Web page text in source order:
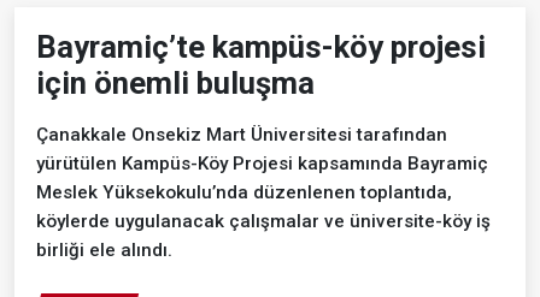
Bayramiç’te kampüs-köy projesi
için önemli buluşma
Çanakkale Onsekiz Mart Üniversitesi tarafından
yürütülen Kampüs-Köy Projesi kapsamında Bayramiç
Meslek Yüksekokulu’nda düzenlenen toplantıda,
köylerde uygulanacak çalışmalar ve üniversite-köy iş
birliği ele alındı.